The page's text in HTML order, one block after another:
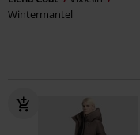
Wintermantel